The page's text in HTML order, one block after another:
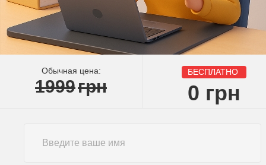
Обычная цена:
1999грн
БЕСПЛАТНО
0 грн